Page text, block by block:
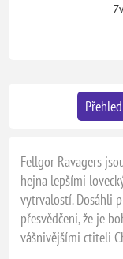
Přehled
Fellgor Ravagers
hejna lepšími
vytrvalostí. Dosáhli
přesvědčeni, že je
vášnivějšími ctiteli